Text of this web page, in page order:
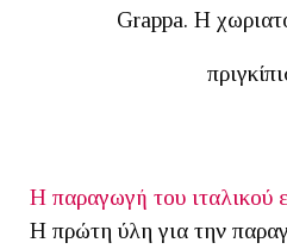
Grappa. Η
Η παραγωγή του ιταλικού
Η πρώτη ύλη για την